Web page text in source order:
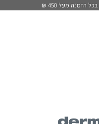
בכל הזמנה מעל 450 ₪